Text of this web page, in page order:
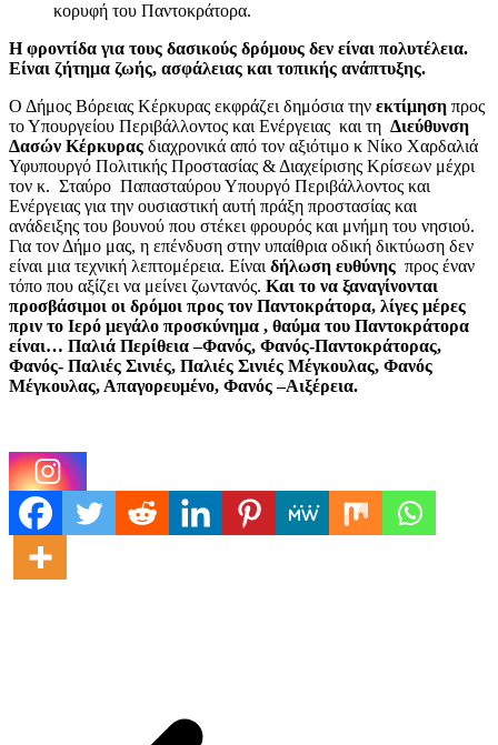
κορυφή του Παντοκράτορα.
Η φροντίδα για τους δασικούς δρόμους δεν είναι πολυτέλεια.
Είναι ζήτημα ζωής, ασφάλειας και τοπικής ανάπτυξης.
Ο Δήμος Βόρειας Κέρκυρας εκφράζει δημόσια την εκτίμηση προς
το Υπουργείου Περιβάλλοντος και Ενέργειας και τη Διεύθυνση
Δασών Κέρκυρας διαχρονικά από τον αξιότιμο κ Νίκο Χαρδαλιά
Υφυπουργό Πολιτικής Προστασίας & Διαχείρισης Κρίσεων μέχρι
τον κ. Σταύρο Παπασταύρου Υπουργό Περιβάλλοντος και
Ενέργειας για την ουσιαστική αυτή πράξη προστασίας και
ανάδειξης του βουνού που στέκει φρουρός και μνήμη του νησιού.
Για τον Δήμο μας, η επένδυση στην υπαίθρια οδική δικτύωση δεν
είναι μια τεχνική λεπτομέρεια. Είναι δήλωση ευθύνης προς έναν
τόπο που αξίζει να μείνει ζωντανός. Και το να ξαναγίνονται
προσβάσιμοι οι δρόμοι προς τον Παντοκράτορα, λίγες μέρες
πριν το Ιερό μεγάλο προσκύνημα , θαύμα του Παντοκράτορα
είναι… Παλιά Περίθεια –Φανός, Φανός-Παντοκράτορας,
Φανός- Παλιές Σινιές, Παλιές Σινιές Μέγκουλας, Φανός
Μέγκουλας, Απαγορευμένο, Φανός –Αιξέρεια.